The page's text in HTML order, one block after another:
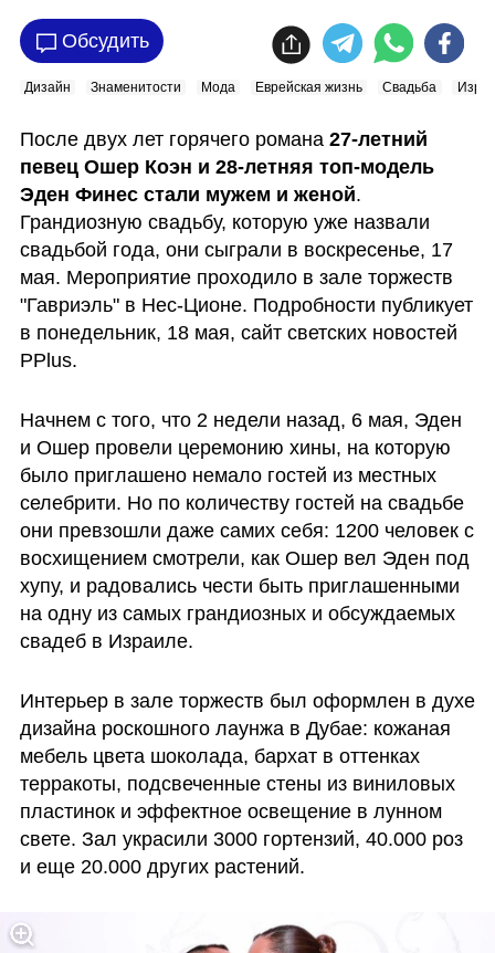
Обсудить
Дизайн Знаменитости Мода Еврейская жизнь Свадьба
После двух лет горячего романа 27-летний
певец Ошер Коэн и 28-летняя топ-модель
Эден Финес стали мужем и женой.
Грандиозную свадьбу, которую уже назвали
свадьбой года, они сыграли в воскресенье, 17
мая. Мероприятие проходило в зале торжеств
"Гавриэль" в Нес-Ционе. Подробности публикует
в понедельник, 18 мая, сайт светских новостей
PPlus.
Начнем с того, что 2 недели назад, 6 мая, Эден
и Ошер провели церемонию хины, на которую
было приглашено немало гостей из местных
селебрити. Но по количеству гостей на свадьбе
они превзошли даже самих себя: 1200 человек с
восхищением смотрели, как Ошер вел Эден под
хупу, и радовались чести быть приглашенными
на одну из самых грандиозных и обсуждаемых
свадеб в Израиле.
Интерьер в зале торжеств был оформлен в духе
дизайна роскошного лаунжа в Дубае: кожаная
мебель цвета шоколада, бархат в оттенках
терракоты, подсвеченные стены из виниловых
пластинок и эффектное освещение в лунном
свете. Зал украсили 3000 гортензий, 40.000 роз
и еще 20.000 других растений.